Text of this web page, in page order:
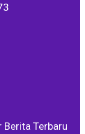
Berita Terbaru